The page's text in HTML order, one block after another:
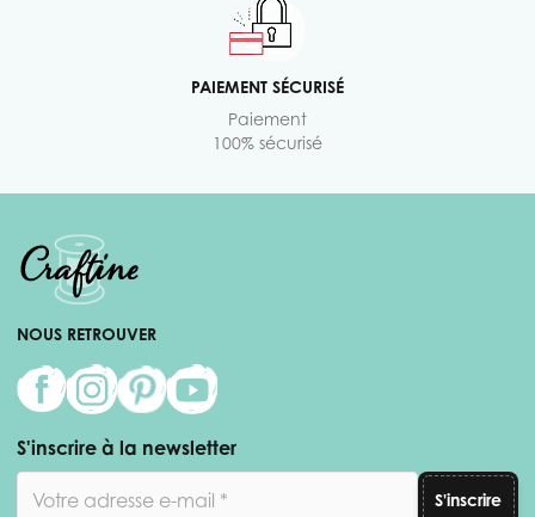
PAIEMENT SÉCURISÉ
Paiement
100% sécurisé
NOUS RETROUVER
S'inscrire à la newsletter
S'inscrire